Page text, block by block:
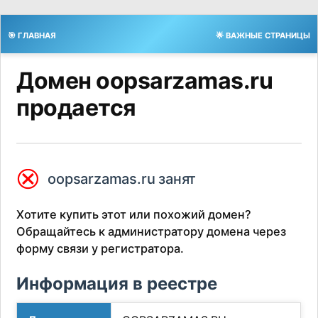
🎯 ГЛАВНАЯ 🌟 ВАЖНЫЕ СТРАНИЦЫ
Домен oopsarzamas.ru
продается
⮿ oopsarzamas.ru занят
Хотите купить этот или похожий домен?
Обращайтесь к администратору домена через
форму связи у регистратора.
Информация в реестре